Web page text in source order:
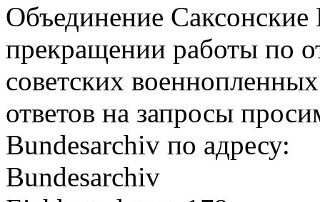
Объединение
прекращении работы по
советских
ответов на запросы
Bundesarchiv по адресу:
Bundesarchiv